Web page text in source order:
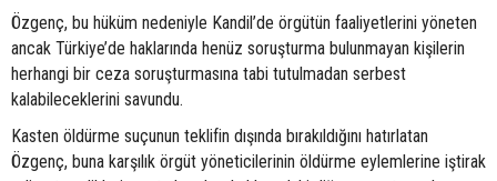
Özgenç, bu hüküm nedeniyle Kandil’de örgütün faaliyetlerini yöneten
ancak Türkiye’de haklarında henüz soruşturma bulunmayan kişilerin
herhangi bir ceza soruşturmasına tabi tutulmadan serbest
kalabileceklerini savundu.
Kasten öldürme suçunun teklifin dışında bırakıldığını hatırlatan
Özgenç, buna karşılık örgüt yöneticilerinin öldürme eylemlerine iştirak